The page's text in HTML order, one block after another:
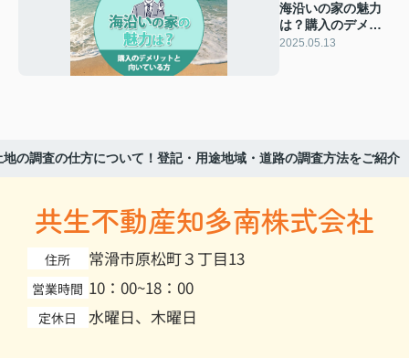
海沿いの家の魅力
は？購入のデメリ
ットと向いている
2025.05.13
地の調査の仕方について！登記・用途地域・道路の調査方法をご紹介
共生不動産知多南株式会社
住所 常滑市原松町３丁目13
営業時間 10：00~18：00
定休日 水曜日、木曜日